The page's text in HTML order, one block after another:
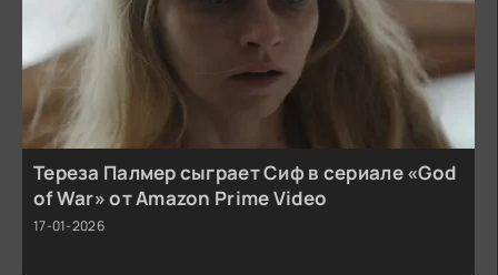
Тереза Палмер сыграет Сиф в сериале «God
of War» от Amazon Prime Video
17-01-2026